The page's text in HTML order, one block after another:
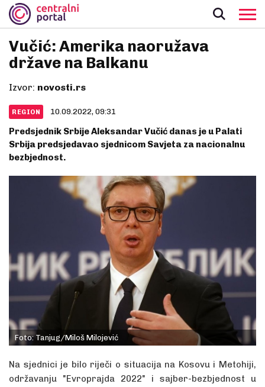
Vučić: Amerika naoružava
države na Balkanu
Izvor: novosti.rs
REGION 10.09.2022, 09:31
Predsjednik Srbije Aleksandar Vučić danas je u Palati
Srbija predsjedavao sjednicom Savjeta za nacionalnu
bezbjednost.
Foto: Tanjug/Miloš Milojević
Na sjednici je bilo riječi o situacija na Kosovu i Metohiji,
održavanju "Evroprajda 2022" i sajber-bezbjednost u